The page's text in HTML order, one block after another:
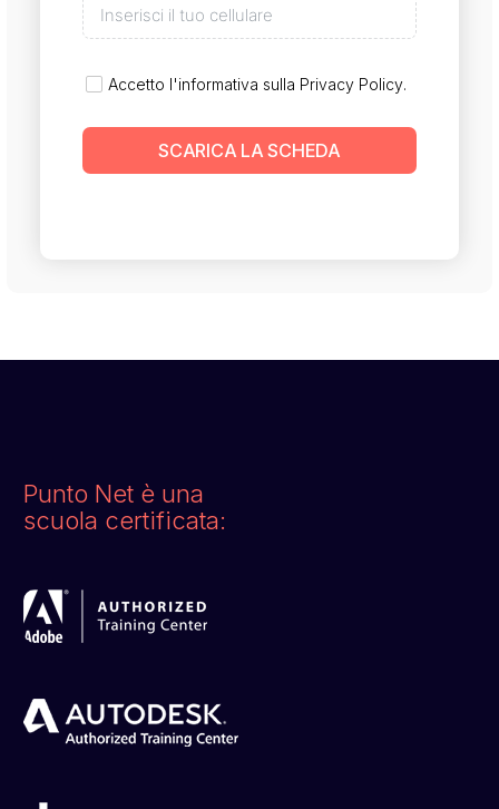
Accetto l'informativa sulla Privacy Policy.
SCARICA LA SCHEDA
Punto Net è una
scuola certificata: